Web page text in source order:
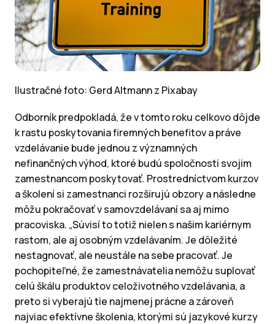
Ilustračné foto: Gerd Altmann z Pixabay
Odborník predpokladá, že v tomto roku celkovo dôjde
k rastu poskytovania firemných benefitov a práve
vzdelávanie bude jednou z významných
nefinančných výhod, ktoré budú spoločnosti svojim
zamestnancom poskytovať. Prostredníctvom kurzov
a školení si zamestnanci rozširujú obzory a následne
môžu pokračovať v samovzdelávaní sa aj mimo
pracoviska. „Súvisí to totiž nielen s našim kariérnym
rastom, ale aj osobným vzdelávaním. Je dôležité
nestagnovať, ale neustále na sebe pracovať. Je
pochopiteľné, že zamestnávatelia nemôžu suplovať
celú škálu produktov celoživotného vzdelávania, a
preto si vyberajú tie najmenej prácne a zároveň
najviac efektívne školenia, ktorými sú jazykové kurzy